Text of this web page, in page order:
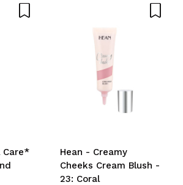
Care*
Hean - Creamy
Cheeks Cream Blush -
23: Coral